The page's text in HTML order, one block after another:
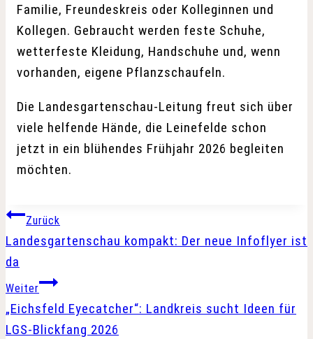
Familie, Freundeskreis oder Kolleginnen und
Kollegen. Gebraucht werden feste Schuhe,
wetterfeste Kleidung, Handschuhe und, wenn
vorhanden, eigene Pflanzschaufeln.
Die Landesgartenschau-Leitung freut sich über
viele helfende Hände, die Leinefelde schon
jetzt in ein blühendes Frühjahr 2026 begleiten
möchten.
Beitragsnavigation
Zurück
Landesgartenschau kompakt: Der neue Infoflyer ist
da
Weiter
„Eichsfeld Eyecatcher“: Landkreis sucht Ideen für
LGS-Blickfang 2026